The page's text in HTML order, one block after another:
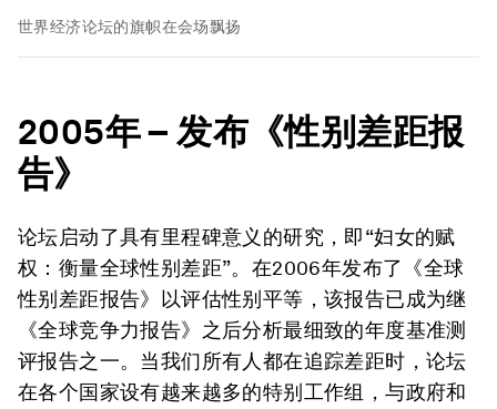
世界经济论坛的旗帜在会场飘扬
2005年–发布《性别差距报
告》
论坛启动了具有里程碑意义的研究，即“妇女的赋
权：衡量全球性别差距”。在2006年发布了《全球
性别差距报告》以评估性别平等，该报告已成为继
《全球竞争力报告》之后分析最细致的年度基准测
评报告之一。当我们所有人都在追踪差距时，论坛
在各个国家设有越来越多的特别工作组，与政府和